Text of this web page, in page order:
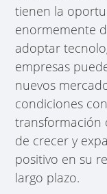
tienen la
enormemente
adoptar
empresas
nuevos
condiciones
transformación
de crecer y
positivo en su
largo plazo.